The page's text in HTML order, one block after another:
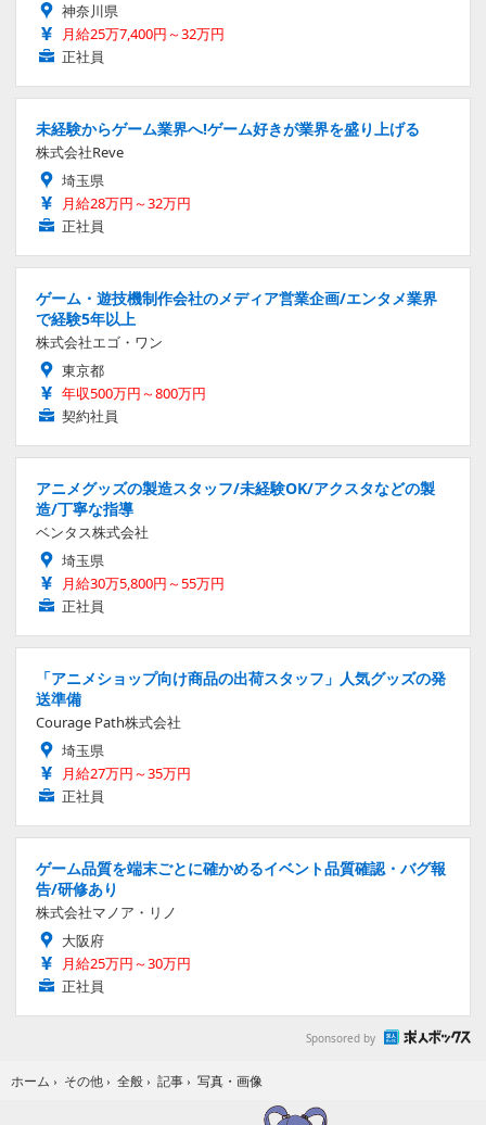
神奈川県
月給25万7,400円～32万円
正社員
未経験からゲーム業界へ!ゲーム好きが業界を盛り上げる
株式会社Reve
埼玉県
月給28万円～32万円
正社員
ゲーム・遊技機制作会社のメディア営業企画/エンタメ業界
で経験5年以上
株式会社エゴ・ワン
東京都
年収500万円～800万円
契約社員
アニメグッズの製造スタッフ/未経験OK/アクスタなどの製
造/丁寧な指導
ベンタス株式会社
埼玉県
月給30万5,800円～55万円
正社員
「アニメショップ向け商品の出荷スタッフ」人気グッズの発
送準備
Courage Path株式会社
埼玉県
月給27万円～35万円
正社員
ゲーム品質を端末ごとに確かめるイベント品質確認・バグ報
告/研修あり
株式会社マノア・リノ
大阪府
月給25万円～30万円
正社員
Sponsored by
ホーム › その他 › 全般 › 記事 › 写真・画像